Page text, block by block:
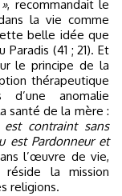
, recommandait le
la vie comme
belle idée que
(41 ; 21). Et
le principe de la
thérapeutique
anomalie
santé de la mère :
contraint sans
est Pardonneur et
l’œuvre de vie,
la mission
religions.